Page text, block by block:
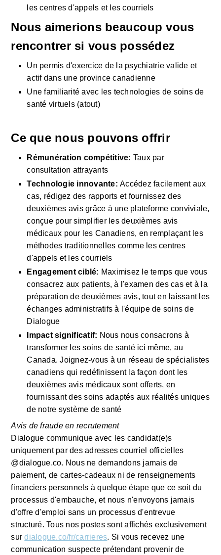
les centres d'appels et les courriels
Nous aimerions beaucoup vous
rencontrer si vous possédez
Un permis d'exercice de la psychiatrie valide et
actif dans une province canadienne
Une familiarité avec les technologies de soins de
santé virtuels (atout)
Ce que nous pouvons offrir
Rémunération compétitive: Taux par
consultation attrayants
Technologie innovante: Accédez facilement aux
cas, rédigez des rapports et fournissez des
deuxièmes avis grâce à une plateforme conviviale,
conçue pour simplifier les deuxièmes avis
médicaux pour les Canadiens, en remplaçant les
méthodes traditionnelles comme les centres
d'appels et les courriels
Engagement ciblé: Maximisez le temps que vous
consacrez aux patients, à l'examen des cas et à la
préparation de deuxièmes avis, tout en laissant les
échanges administratifs à l'équipe de soins de
Dialogue
Impact significatif: Nous nous consacrons à
transformer les soins de santé ici même, au
Canada. Joignez-vous à un réseau de spécialistes
canadiens qui redéfinissent la façon dont les
deuxièmes avis médicaux sont offerts, en
fournissant des soins adaptés aux réalités uniques
de notre système de santé
Avis de fraude en recrutement
Dialogue communique avec les candidat(e)s
uniquement par des adresses courriel officielles
@dialogue.co. Nous ne demandons jamais de
paiement, de cartes-cadeaux ni de renseignements
financiers personnels à quelque étape que ce soit du
processus d'embauche, et nous n'envoyons jamais
d'offre d'emploi sans un processus d'entrevue
structuré. Tous nos postes sont affichés exclusivement
sur dialogue.co/fr/carrieres. Si vous recevez une
communication suspecte prétendant provenir de